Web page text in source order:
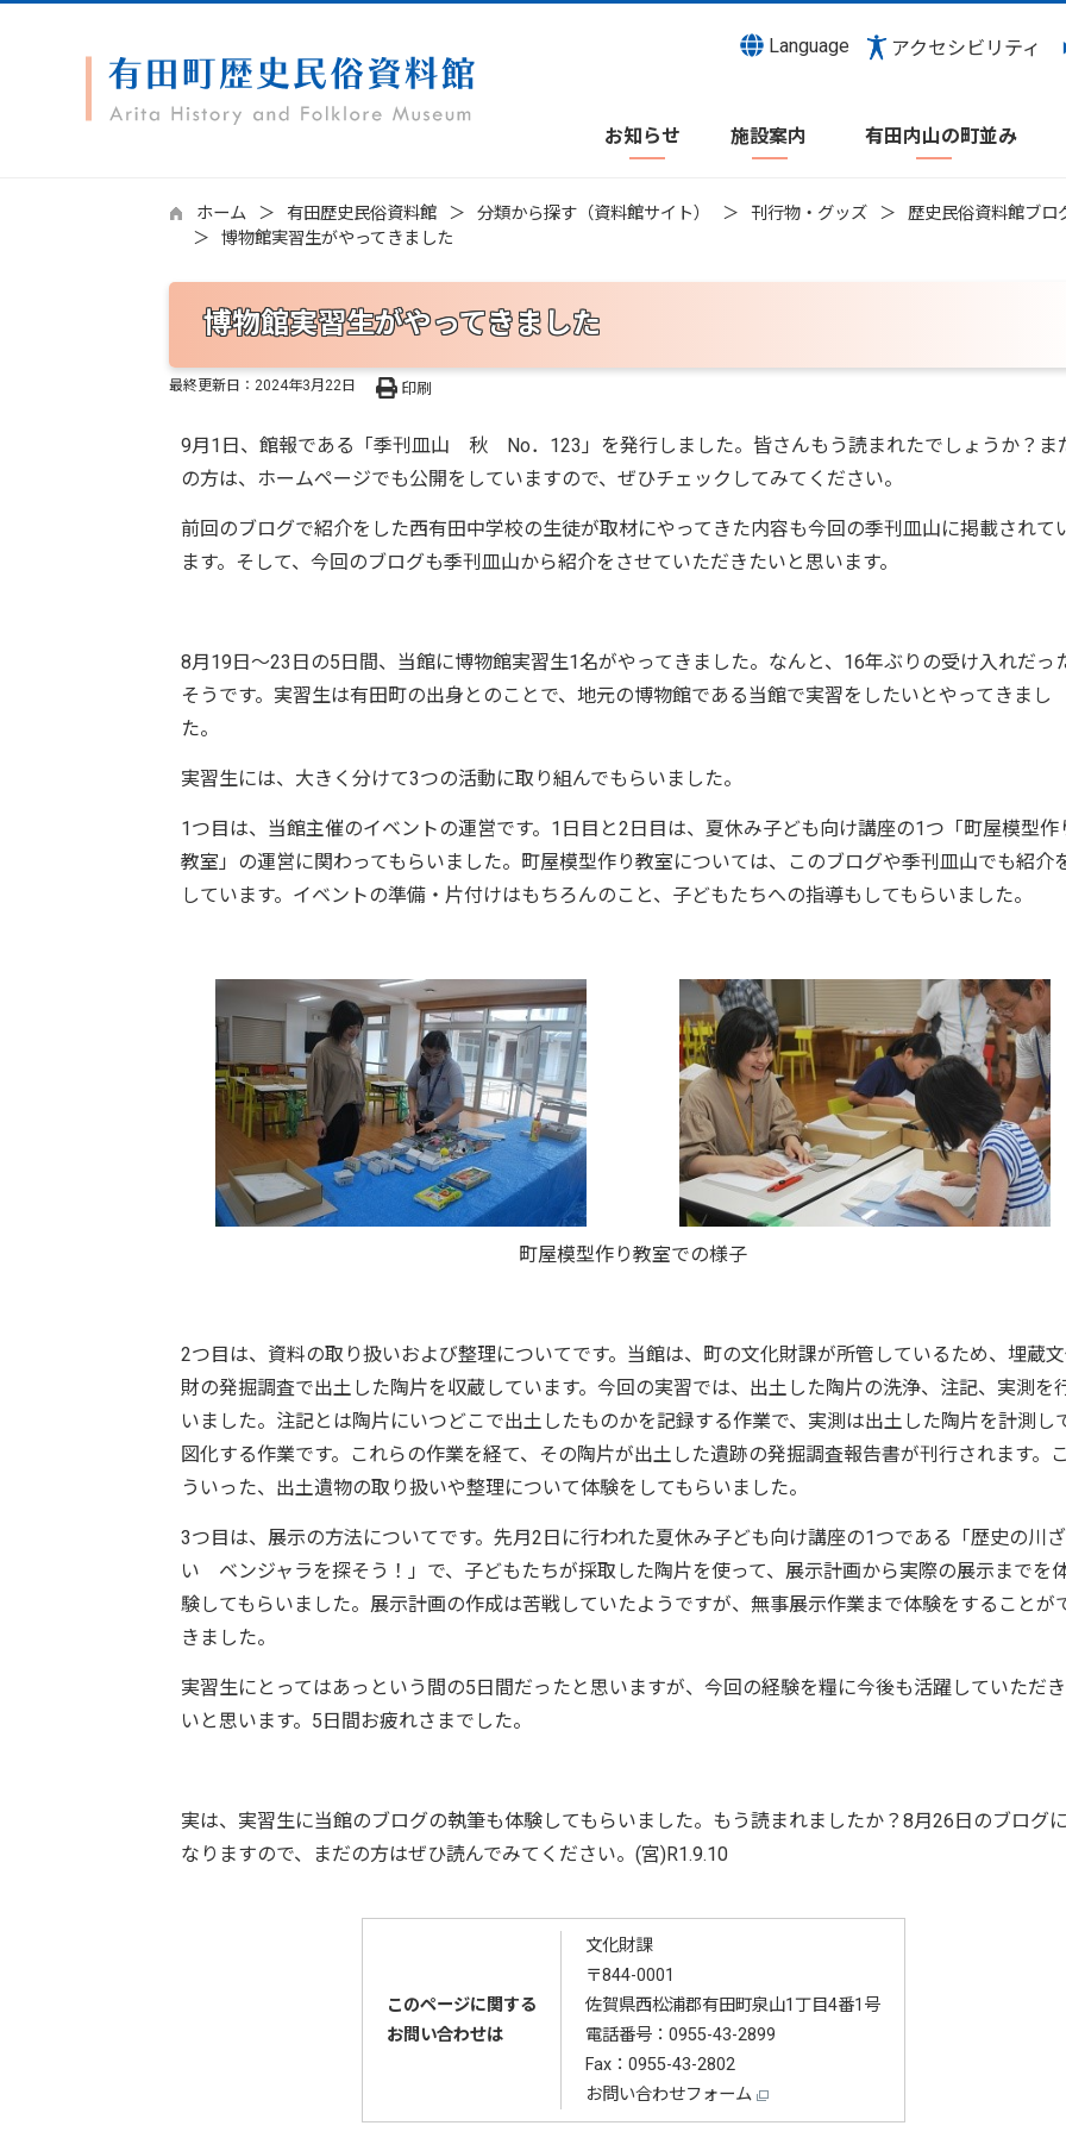
Language アクセシビリティ
お知らせ 施設案内 有田内山の町並み
ホーム 有田歴史民俗資料館 分類から探す（資料館サイト） 刊行物・グッズ 歴史民俗資料館ブロ
博物館実習生がやってきました
博物館実習生がやってきました
最終更新日： 2024年3月22日 印刷
9月1日、館報である「季刊皿山 秋 No．123」を発行しました。皆さんもう読まれたでしょうか？ま
の方は、ホームページでも公開をしていますので、ぜひチェックしてみてください。
前回のブログで紹介をした西有田中学校の生徒が取材にやってきた内容も今回の季刊皿山に掲載されて
ます。そして、今回のブログも季刊皿山から紹介をさせていただきたいと思います。
8月19日～23日の5日間、当館に博物館実習生1名がやってきました。なんと、16年ぶりの受け入れだっ
そうです。実習生は有田町の出身とのことで、地元の博物館である当館で実習をしたいとやってきまし
た。
実習生には、大きく分けて3つの活動に取り組んでもらいました。
1つ目は、当館主催のイベントの運営です。1日目と2日目は、夏休み子ども向け講座の1つ「町屋模型作
教室」の運営に関わってもらいました。町屋模型作り教室については、このブログや季刊皿山でも紹介
しています。イベントの準備・片付けはもちろんのこと、子どもたちへの指導もしてもらいました。
町屋模型作り教室での様子
2つ目は、資料の取り扱いおよび整理についてです。当館は、町の文化財課が所管しているため、埋蔵
財の発掘調査で出土した陶片を収蔵しています。今回の実習では、出土した陶片の洗浄、注記、実測を
いました。注記とは陶片にいつどこで出土したものかを記録する作業で、実測は出土した陶片を計測し
図化する作業です。これらの作業を経て、その陶片が出土した遺跡の発掘調査報告書が刊行されます。こ
ういった、出土遺物の取り扱いや整理について体験をしてもらいました。
3つ目は、展示の方法についてです。先月2日に行われた夏休み子ども向け講座の1つである「歴史の川
い ベンジャラを探そう！」で、子どもたちが採取した陶片を使って、展示計画から実際の展示までを
験してもらいました。展示計画の作成は苦戦していたようですが、無事展示作業まで体験をすることが
きました。
実習生にとってはあっという間の5日間だったと思いますが、今回の経験を糧に今後も活躍していただ
いと思います。5日間お疲れさまでした。
実は、実習生に当館のブログの執筆も体験してもらいました。もう読まれましたか？8月26日のブログに
なりますので、まだの方はぜひ読んでみてください。(宮)R1.9.10
このページに関する
お問い合わせは
文化財課
〒844-0001
佐賀県西松浦郡有田町泉山1丁目4番1号
電話番号： 0955-43-2899
Fax：0955-43-2802
お問い合わせフォーム